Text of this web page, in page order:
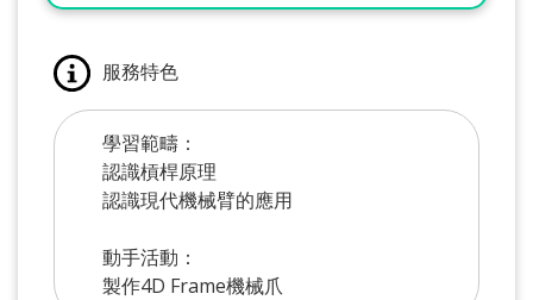
服務特色
學習範疇：
認識槓桿原理
認識現代機械臂的應用
動手活動：
製作4D Frame機械爪